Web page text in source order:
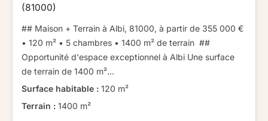
(81000)
## Maison + Terrain à Albi, 81000, à partir de 355 000 € ​ ​
• 120 m² • 5 chambres • 1400 m² de terrain ​ ​ ​ ​##
Opportunité d'espace exceptionnel à Albi ​ ​Une surface
de terrain de 1400 m²...
Surface habitable : 120 m²
Terrain : 1400 m²